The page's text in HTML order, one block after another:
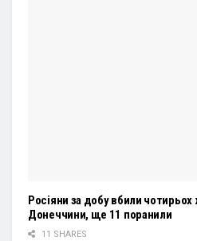
Росіяни за добу вбили чотирьох
Донеччини, ще 11 поранили
11 SHARES